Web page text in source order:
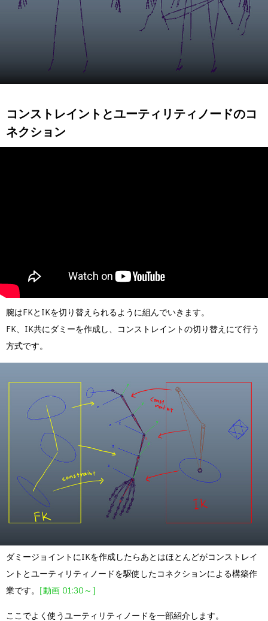
コンストレイントとユーティリティノードのコ
ネクション
腕はFKとIKを切り替えられるように組んでいきます。
FK、IK共にダミーを作成し、コンストレイントの切り替えにて行う
方式です。
ダミージョイントにIKを作成したらあとはほとんどがコンストレイ
ントとユーティリティノードを駆使したコネクションによる構築作
業です。 [動画 01:30～]
ここでよく使うユーティリティノードを一部紹介します。